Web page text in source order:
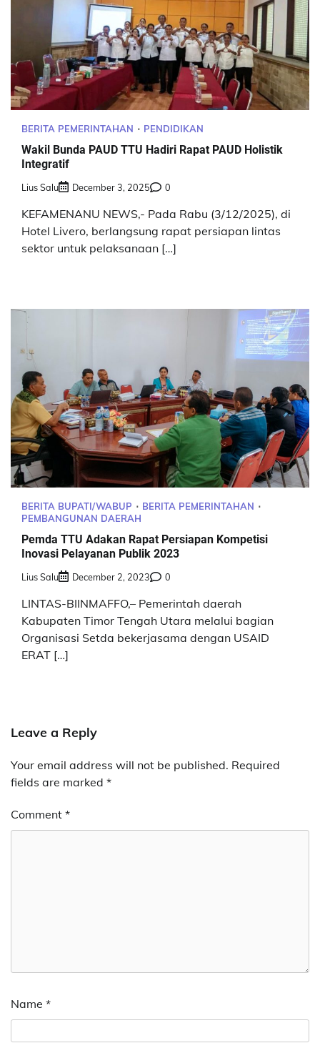
BERITA PEMERINTAHAN PENDIDIKAN
Wakil Bunda PAUD TTU Hadiri Rapat PAUD Holistik
Integratif
Lius Salu December 3, 2025 0
KEFAMENANU NEWS,- Pada Rabu (3/12/2025), di
Hotel Livero, berlangsung rapat persiapan lintas
sektor untuk pelaksanaan […]
BERITA BUPATI/WABUP
BERITA PEMERINTAHAN
PEMBANGUNAN DAERAH
Pemda TTU Adakan Rapat Persiapan Kompetisi
Inovasi Pelayanan Publik 2023
Lius Salu December 2, 2023 0
LINTAS-BIINMAFFO,– Pemerintah daerah
Kabupaten Timor Tengah Utara melalui bagian
Organisasi Setda bekerjasama dengan USAID
ERAT […]
Leave a Reply
Your email address will not be published. Required
fields are marked *
Comment *
Name *